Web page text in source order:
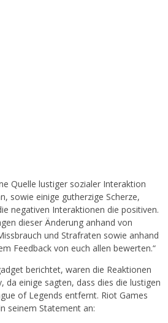
Quelle lustiger sozialer Interaktion
sowie einige gutherzige Scherze,
negativen Interaktionen die positiven.
dieser Änderung anhand von
und Strafraten sowie anhand
Feedback von euch allen bewerten.“
berichtet, waren die Reaktionen
da einige sagten, dass dies die lustigen
of Legends entfernt. Riot Games
seinem Statement an: